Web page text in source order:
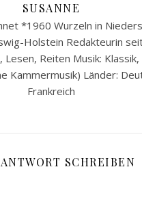
SUSANNE
*1960 Wurzeln in
Holstein Redakteurin
Lesen, Reiten Musik: Klassik,
Kammermusik) Länder:
Frankreich
SCHREIBEN